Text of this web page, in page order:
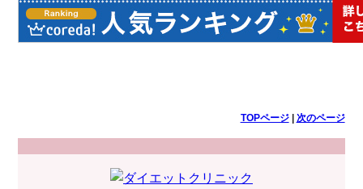
TOPページ| 次のページ